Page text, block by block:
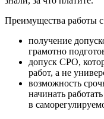
Преимущества работы
получение
грамотно
допуск СРО,
работ, а не
возможность
начинать
в